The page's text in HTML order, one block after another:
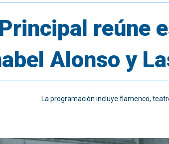
reúne
Alonso y
La programación incluye flamenco,